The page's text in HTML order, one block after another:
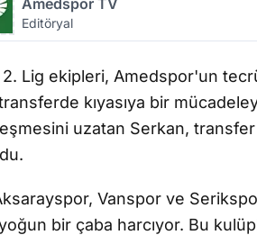
Editöryal
2. Lig ekipleri, Amedspor'un
kıyasıya bir
uzatan Serkan,
Vanspor ve
bir çaba harcıyor. Bu